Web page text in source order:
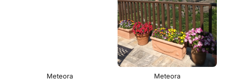
Meteora Meteora